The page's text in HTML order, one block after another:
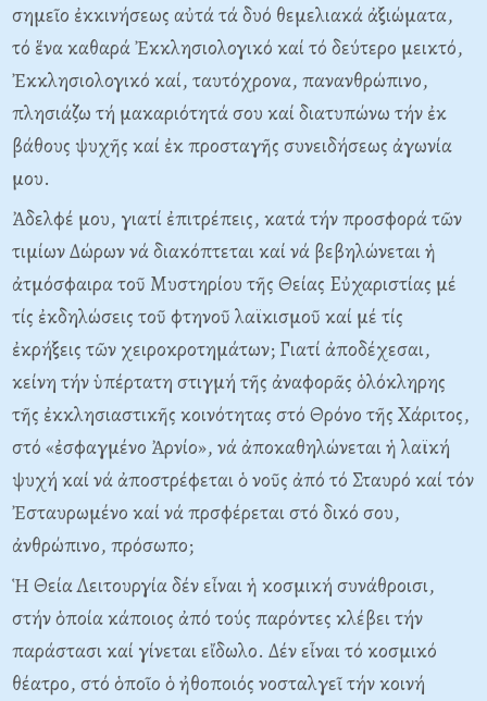
σημεῖο ἐκκινήσεως αὐτά τά δυό θεμελιακά ἀξιώματα,
τό ἕνα καθαρά Ἐκκλησιολογικό καί τό δεύτερο μεικτό,
Ἐκκλησιολογικό καί, ταυτόχρονα, πανανθρώπινο,
πλησιάζω τή μακαριότητά σου καί διατυπώνω τήν ἐκ
βάθους ψυχῆς καί ἐκ προσταγῆς συνειδήσεως ἀγωνία
μου.
Ἀδελφέ μου, γιατί ἐπιτρέπεις, κατά τήν προσφορά τῶν
τιμίων Δώρων νά διακόπτεται καί νά βεβηλώνεται ἡ
ἀτμόσφαιρα τοῦ Mυστηρίου τῆς Θείας Eὐχαριστίας μέ
τίς ἐκδηλώσεις τοῦ φτηνοῦ λαϊκισμοῦ καί μέ τίς
ἐκρήξεις τῶν χειροκροτημάτων; Γιατί ἀποδέχεσαι,
κείνη τήν ὑπέρτατη στιγμή τῆς ἀναφορᾶς ὁλόκληρης
τῆς ἐκκλησιαστικῆς κοινότητας στό Θρόνο τῆς Xάριτος,
στό «ἐσφαγμένο Ἀρνίο», νά ἀποκαθηλώνεται ἡ λαϊκή
ψυχή καί νά ἀποστρέφεται ὁ νοῦς ἀπό τό Σταυρό καί τόν
Ἐσταυρωμένο καί νά πρσφέρεται στό δικό σου,
ἀνθρώπινο, πρόσωπο;
Ἡ Θεία Λειτουργία δέν εἶναι ἡ κοσμική συνάθροισι,
στήν ὁποία κάποιος ἀπό τούς παρόντες κλέβει τήν
παράστασι καί γίνεται εἴδωλο. Δέν εἶναι τό κοσμικό
θέατρο, στό ὁποῖο ὁ ἠθοποιός νοσταλγεῖ τήν κοινή